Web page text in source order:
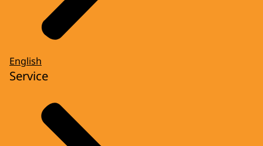
English
Service